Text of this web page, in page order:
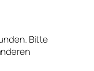
Bitte